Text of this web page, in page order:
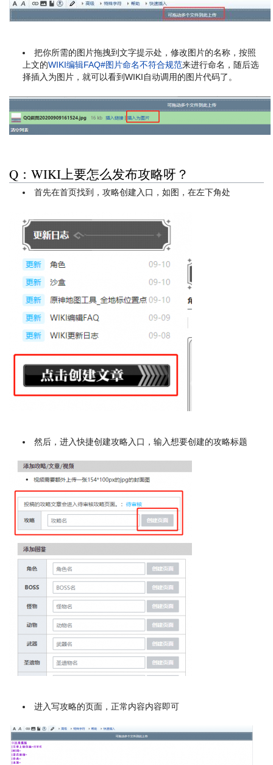
把你所需的图片拖拽到文字提示处，修改图片的名称，按照
上文的WIKI编辑FAQ#图片命名不符合规范来进行命名，随后选
择插入为图片，就可以看到WIKI自动调用的图片代码了。
Q：WIKI上要怎么发布攻略呀？
首先在首页找到，攻略创建入口，如图，在左下角处
然后，进入快捷创建攻略入口，输入想要创建的攻略标题
进入写攻略的页面，正常内容内容即可